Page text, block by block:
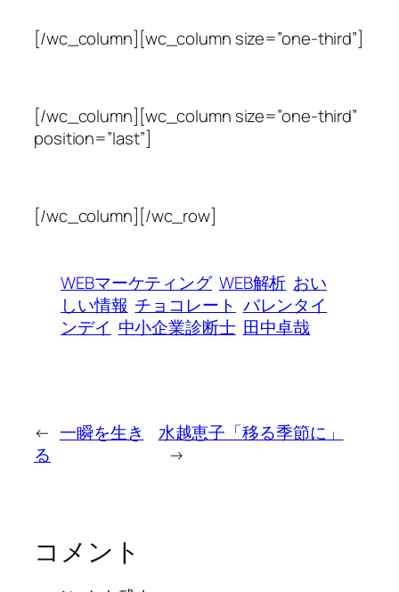
[/wc_column][wc_column size=”one-third”]
[/wc_column][wc_column size=”one-third”
position=”last”]
[/wc_column][/wc_row]
WEBマーケティング WEB解析 おい
しい情報 チョコレート バレンタイ
ンデイ 中小企業診断士 田中卓哉
← 一瞬を生き
る
水越恵子「移る季節に」
→
コメント